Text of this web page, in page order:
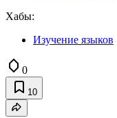
Хабы:
Изучение языков
0
10